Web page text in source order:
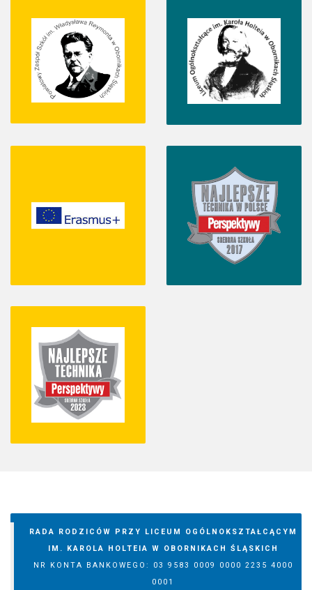
RADA RODZICÓW PRZY LICEUM OGÓLNOKSZTAŁCĄCYM
IM. KAROLA HOLTEIA W OBORNIKACH ŚLĄSKICH
NR KONTA BANKOWEGO: 03 9583 0009 0000 2235 4000
0001